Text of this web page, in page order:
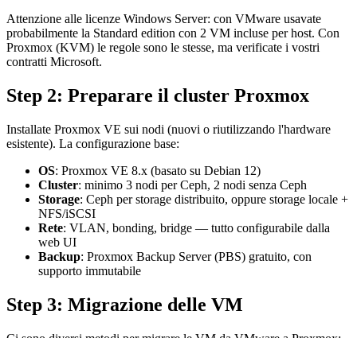
Attenzione alle licenze Windows Server: con VMware usavate
probabilmente la Standard edition con 2 VM incluse per host. Con
Proxmox (KVM) le regole sono le stesse, ma verificate i vostri
contratti Microsoft.
Step 2: Preparare il cluster Proxmox
Installate Proxmox VE sui nodi (nuovi o riutilizzando l'hardware
esistente). La configurazione base:
OS: Proxmox VE 8.x (basato su Debian 12)
Cluster: minimo 3 nodi per Ceph, 2 nodi senza Ceph
Storage: Ceph per storage distribuito, oppure storage locale +
NFS/iSCSI
Rete: VLAN, bonding, bridge — tutto configurabile dalla
web UI
Backup: Proxmox Backup Server (PBS) gratuito, con
supporto immutabile
Step 3: Migrazione delle VM